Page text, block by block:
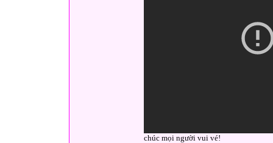
chúc mọi người vui vé!